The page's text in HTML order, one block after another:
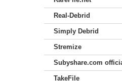
Real-Debrid
Simply Debrid
Stremize
Subyshare.com
TakeFile